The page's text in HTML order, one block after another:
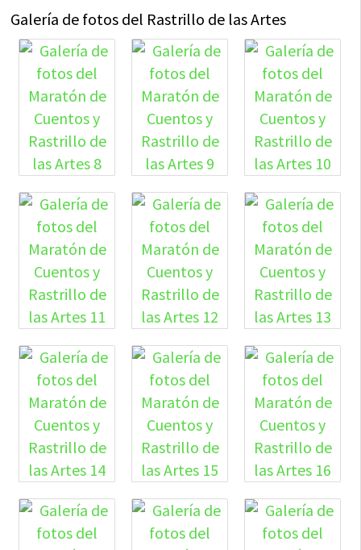
Galería de fotos del Rastrillo de las Artes